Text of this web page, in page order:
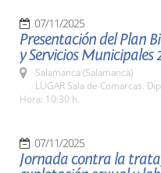
07/11/2025
Presentación del Plan
y Servicios Municipales
Salamanca (Salamanca)
LUGAR Sala de Comarcas.
Hora: 10:30 h.
07/11/2025
Jornada contra la